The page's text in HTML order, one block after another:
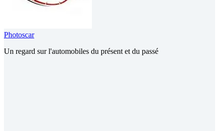
Photoscar
Un regard sur l'automobiles du présent et du passé